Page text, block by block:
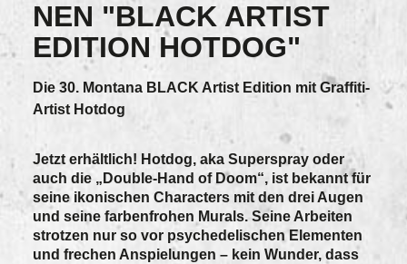
NEN "BLACK ARTIST
EDITION HOTDOG"
Die 30. Montana BLACK Artist Edition mit Graffiti-
Artist Hotdog
Jetzt erhältlich! Hotdog, aka Superspray oder
auch die „Double-Hand of Doom“, ist bekannt für
seine ikonischen Characters mit den drei Augen
und seine farbenfrohen Murals. Seine Arbeiten
strotzen nur so vor psychedelischen Elementen
und frechen Anspielungen – kein Wunder, dass